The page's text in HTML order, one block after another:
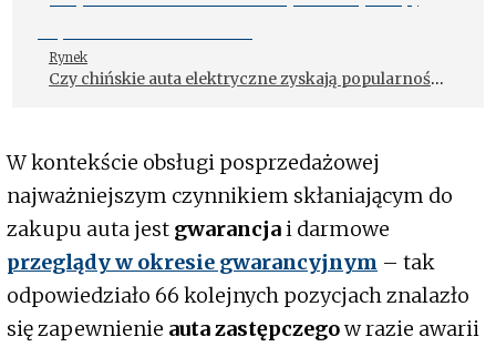
Rynek
Czy chińskie auta elektryczne zyskają popularność
W kontekście obsługi posprzedażowej
najważniejszym czynnikiem skłaniającym do
zakupu auta jest gwarancja i darmowe
przeglądy w okresie gwarancyjnym – tak
odpowiedziało 66 kolejnych pozycjach znalazło
się zapewnienie auta zastępczegow razie awarii